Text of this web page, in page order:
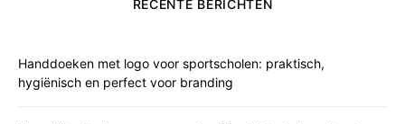
RECENTE BERICHTEN
Handdoeken met logo voor sportscholen: praktisch,
hygiënisch en perfect voor branding